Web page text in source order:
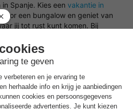
Spanje. Kies een vakantie in
een bungalow en geniet van
jij tot rust kunt komen. Bij
omgeving, aan zee, tussen de
Het is dus mogelijk om een
met onder andere veel ruimte
in Spanje op eenvakantiepark
van een groot aantal